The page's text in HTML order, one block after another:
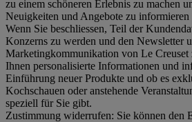
zu einem schöneren Erlebnis zu machen
Neuigkeiten und Angebote zu informieren
Wenn Sie beschliessen, Teil der
Konzerns zu werden und den Newsletter
Marketingkommunikation von Le Creuset
Ihnen personalisierte Informationen und
Einführung neuer Produkte und ob es
Kochschauen oder anstehende
speziell für Sie gibt.
Zustimmung widerrufen: Sie können den